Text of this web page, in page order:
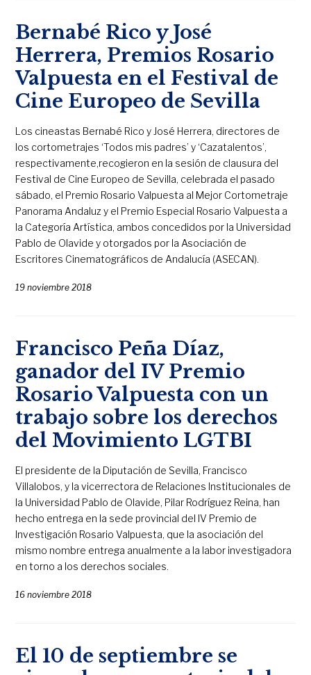
Bernabé Rico y José
Herrera, Premios Rosario
Valpuesta en el Festival de
Cine Europeo de Sevilla
Los cineastas Bernabé Rico y José Herrera, directores de
los cortometrajes ‘Todos mis padres’ y ‘Cazatalentos’,
respectivamente,recogieron en la sesión de clausura del
Festival de Cine Europeo de Sevilla, celebrada el pasado
sábado, el Premio Rosario Valpuesta al Mejor Cortometraje
Panorama Andaluz y el Premio Especial Rosario Valpuesta a
la Categoría Artística, ambos concedidos por la Universidad
Pablo de Olavide y otorgados por la Asociación de
Escritores Cinematográficos de Andalucía (ASECAN).
19 noviembre 2018
Francisco Peña Díaz,
ganador del IV Premio
Rosario Valpuesta con un
trabajo sobre los derechos
del Movimiento LGTBI
El presidente de la Diputación de Sevilla, Francisco
Villalobos, y la vicerrectora de Relaciones Institucionales de
la Universidad Pablo de Olavide, Pilar Rodríguez Reina, han
hecho entrega en la sede provincial del IV Premio de
Investigación Rosario Valpuesta, que la asociación del
mismo nombre entrega anualmente a la labor investigadora
en torno a los derechos sociales.
16 noviembre 2018
El 10 de septiembre se